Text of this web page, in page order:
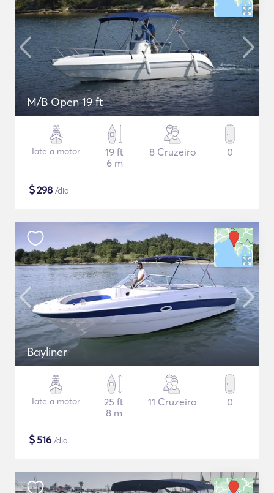
M/B Open 19 ft
Iate a motor
19 ft
6 m
8 Cruzeiro 0
$298 /dia
Bayliner
Iate a motor
25 ft
8 m
11 Cruzeiro 0
$516 /dia